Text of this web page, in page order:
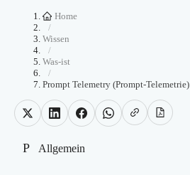
Home
/
Wissen
/
Was-ist
/
Prompt Telemetry (Prompt-Telemetrie)
P Allgemein